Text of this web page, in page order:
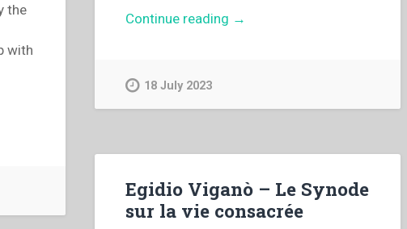
Continue reading “Pietro
all’apostolato
caritativo
pastorale
e
→
18 July 2023
the
with
Egidio Viganò – Le Synode
sur la vie consacrée